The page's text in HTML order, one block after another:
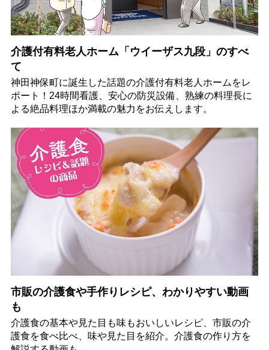
介護付有料老人ホーム「ウイーザス九段」のすべ
て
神田神保町に誕生した話題の介護付有料老人ホームをレ
ポート！24時間看護、安心の防災設備、熟練の料理長に
よる絶品料理ほか満載の魅力をお伝えします。
市販の介護食や手作りレシピ、わかりやすい動画
も
介護食の基本や見た目も味もおいしいレシピ、市販の介
護食を食べ比べ、味や見た目を紹介。介護食の作り方を